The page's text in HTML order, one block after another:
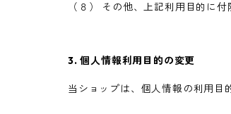
（８） その他、上記利用目的に
3. 個人情報利用目的の変更
当ショップは、個人情報の利用目